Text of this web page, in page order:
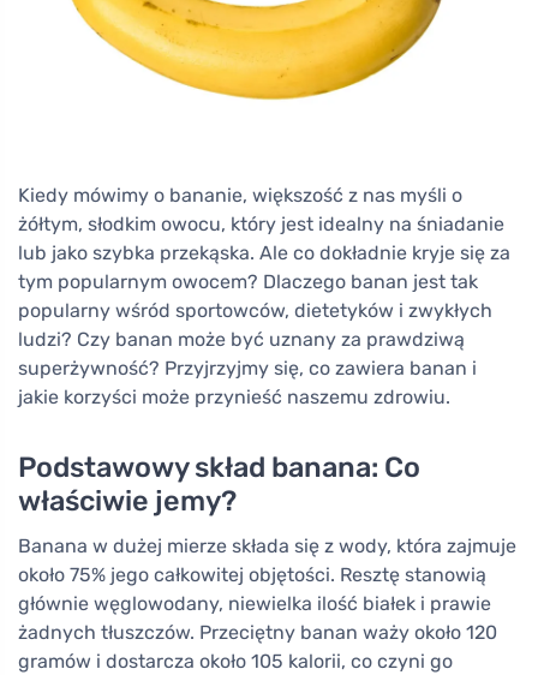
Kiedy mówimy o bananie, większość z nas myśli o
żółtym, słodkim owocu, który jest idealny na śniadanie
lub jako szybka przekąska. Ale co dokładnie kryje się za
tym popularnym owocem? Dlaczego banan jest tak
popularny wśród sportowców, dietetyków i zwykłych
ludzi? Czy banan może być uznany za prawdziwą
superżywność? Przyjrzyjmy się, co zawiera banan i
jakie korzyści może przynieść naszemu zdrowiu.
Podstawowy skład banana: Co
właściwie jemy?
Banana w dużej mierze składa się z wody, która zajmuje
około 75% jego całkowitej objętości. Resztę stanowią
głównie węglowodany, niewielka ilość białek i prawie
żadnych tłuszczów. Przeciętny banan waży około 120
gramów i dostarcza około 105 kalorii, co czyni go